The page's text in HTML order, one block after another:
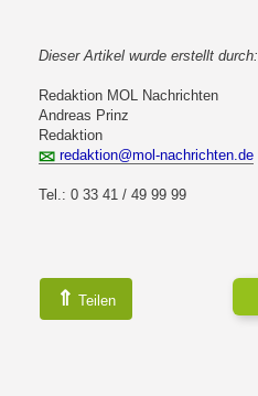
Dieser Artikel wurde erstellt durch:
Redaktion MOL Nachrichten
Andreas Prinz
Redaktion
redaktion@mol-nachrichten.de
Tel.: 0 33 41 / 49 99 99
⇑ Teilen